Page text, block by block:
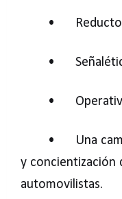
•
•
•
•
Una
y concientización
automovilistas.